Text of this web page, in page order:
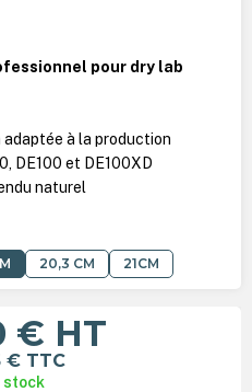
pour dry lab
à la production
DE100 et DE100XD
naturel
20,3 CM 21CM
€ HT
€ TTC
stock